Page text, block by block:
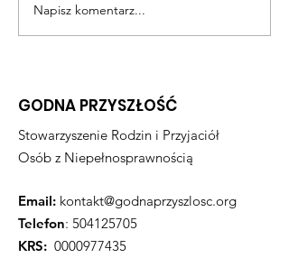
Drzewo z naszych
dłoni
Napisz komentarz...
GODNA PRZYSZŁOŚĆ
Stowarzyszenie Rodzin i Przyjaciół
Osób z Niepełnosprawnością
Email: kontakt@godnaprzyszlosc.org
Telefon: 504125705
KRS: 0000977435